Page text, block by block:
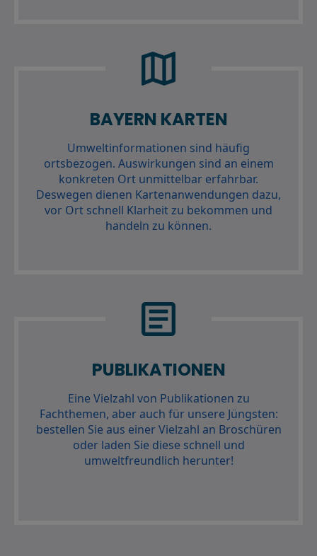
map
BAYERN KARTEN
Umweltinformationen sind häufig
ortsbezogen. Auswirkungen sind an einem
konkreten Ort unmittelbar erfahrbar.
Deswegen dienen Kartenanwendungen dazu,
vor Ort schnell Klarheit zu bekommen und
handeln zu können.
article
PUBLIKATIONEN
Eine Vielzahl von Publikationen zu
Fachthemen, aber auch für unsere Jüngsten:
bestellen Sie aus einer Vielzahl an Broschüren
oder laden Sie diese schnell und
umweltfreundlich herunter!